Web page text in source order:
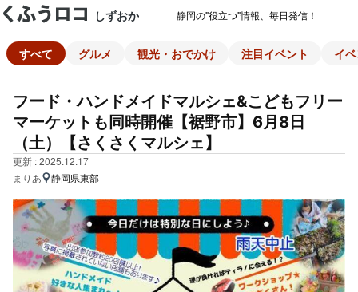
しずおか 静岡の"役立つ"情報、毎日発信！
すべて グルメ 観光・おでかけ 注目イベント イ
フード・ハンドメイドマルシェ&こどもフリー
マーケットも同時開催【裾野市】6月8日
（土）【さくさくマルシェ】
更新 : 2025.12.17
まりあ
静岡県東部